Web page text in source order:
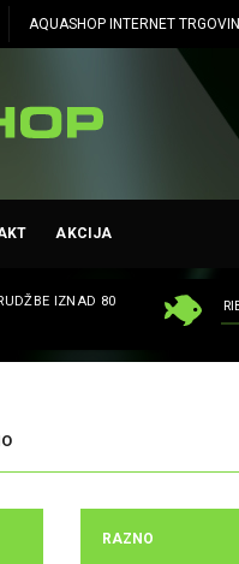
AQUASHOP INTERNET
AKCIJA
IZNAD 80
RAZNO